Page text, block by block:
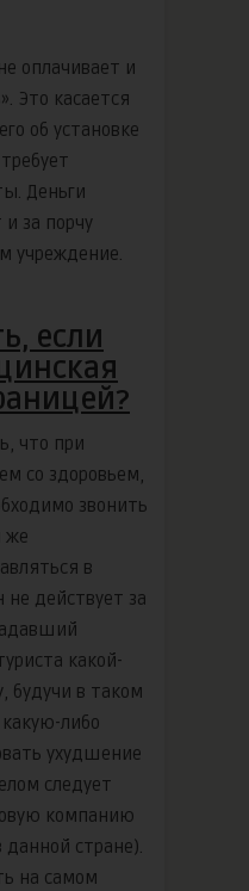
оплачивает и
Это касается
об установке
Деньги
за порчу
учреждение.
если
что при
со здоровьем,
звонить
же
в
не действует за
какой-
будучи в таком
либо
ухудшение
следует
компанию
данной стране).
на самом